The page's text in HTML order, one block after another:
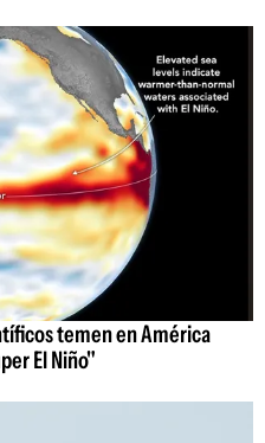
temen en América
El Niño"